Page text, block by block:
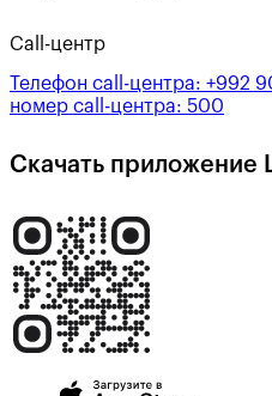
Call-центр
Телефон call-центра: +992
номер call-центра: 500
Скачать приложение